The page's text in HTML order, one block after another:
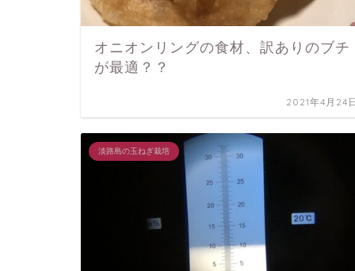
オニオンリングの食材、訳ありのブチ
が最適？？
2021年4月24
淡路島の玉ねぎ栽培